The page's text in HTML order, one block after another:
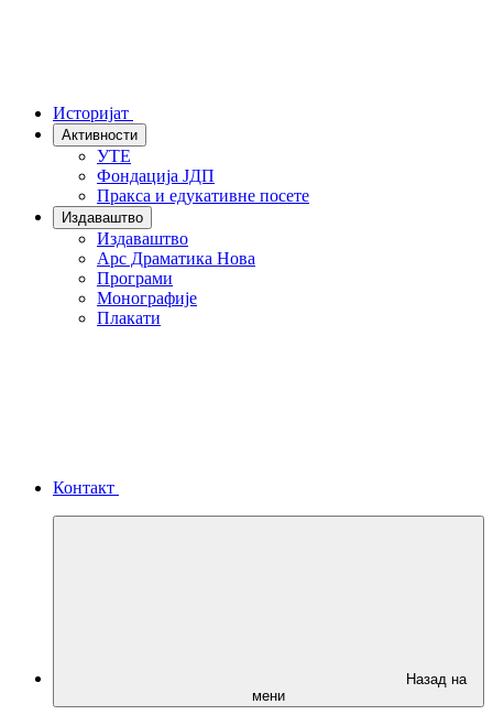
Историјат
Активности
УТЕ
Фондација ЈДП
Пракса и едукативне посете
Издаваштво
Издаваштво
Арс Драматика Нова
Програми
Монографије
Плакати
Контакт
Назад на
мени